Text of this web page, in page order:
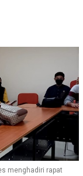
menghadiri rapat